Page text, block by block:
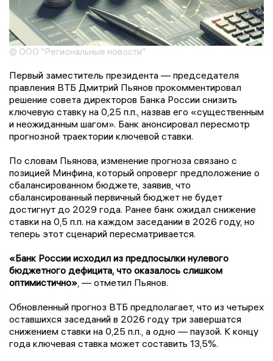
© ООО "Региональные новости"
Первый заместитель президента — председателя
правления ВТБ Дмитрий Пьянов прокомментировал
решение совета директоров Банка России снизить
ключевую ставку на 0,25 п.п., назвав его «существенным
и неожиданным шагом». Банк анонсировал пересмотр
прогнозной траектории ключевой ставки.
По словам Пьянова, изменение прогноза связано с
позицией Минфина, который опроверг предположение о
сбалансированном бюджете, заявив, что
сбалансированный первичный бюджет не будет
достигнут до 2029 года. Ранее банк ожидал снижение
ставки на 0,5 п.п. на каждом заседании в 2026 году, но
теперь этот сценарий пересматривается.
«Банк России исходил из предпосылки нулевого
бюджетного дефицита, что оказалось слишком
оптимистично», — отметил Пьянов.
Обновленный прогноз ВТБ предполагает, что из четырех
оставшихся заседаний в 2026 году три завершатся
снижением ставки на 0,25 п.п., а одно — паузой. К концу
года ключевая ставка может составить 13,5%.